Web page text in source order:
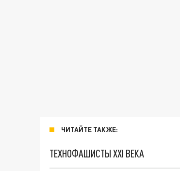
ЧИТАЙТЕ ТАКЖЕ:
ТЕХНОФАШИСТЫ XXI ВЕКА